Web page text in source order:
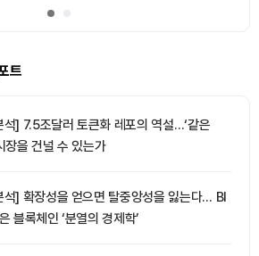
트
석] 7.5조달러 토큰화 레포의 역설…‘같은
장을 건널 수 있는가
석] 확장성을 얻으면 탈중앙성을 잃는다… BI
블록체인 ‘분열의 경제학’